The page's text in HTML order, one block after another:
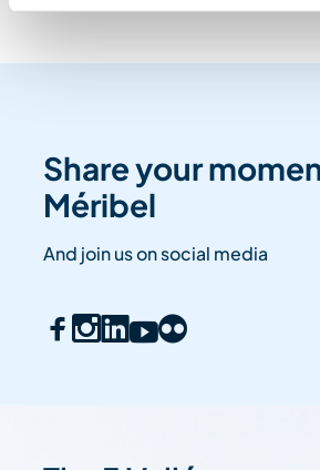
Share your
Méribel
And join us on social media